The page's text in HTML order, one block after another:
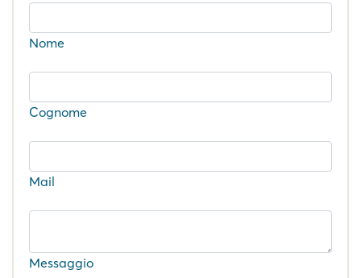
Nome
Cognome
Mail
Messaggio